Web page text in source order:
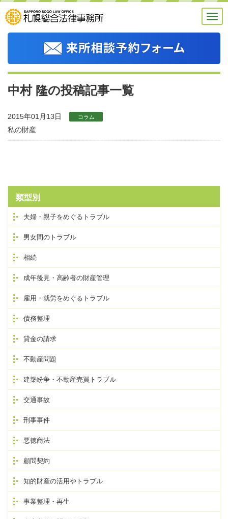
中村 隆の投稿記事一覧
2015年01月13日 コラム
私の財産
類型別
夫婦・親子をめぐるトラブル
男女間のトラブル
相続
成年後見・高齢者の財産管理
雇用・就労をめぐるトラブル
債務整理
貸金の請求
不動産問題
建築紛争・不動産売買トラブル
交通事故
刑事事件
悪徳商法
顧問契約
知的財産の活用やトラブル
事業整理・再生